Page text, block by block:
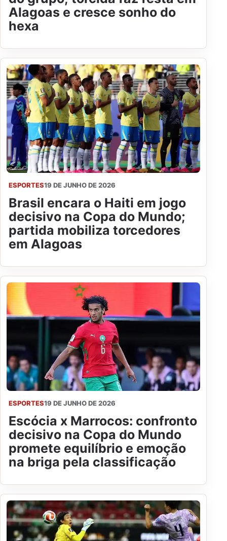
Alagoas e cresce sonho do
hexa
ESPORTES19 DE JUNHO DE 2026
Brasil encara o Haiti em jogo
decisivo na Copa do Mundo;
partida mobiliza torcedores
em Alagoas
ESPORTES19 DE JUNHO DE 2026
Escócia x Marrocos: confronto
decisivo na Copa do Mundo
promete equilíbrio e emoção
na briga pela classificação